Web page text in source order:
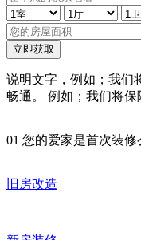
立即获取
说明文字，例如；我们
畅通。 例如；我们将
01 您的爱家是首次装修
旧房改造